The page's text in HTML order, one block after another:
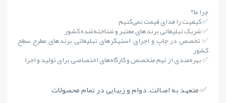
چرا ما؟
✅ کیفیت را فدای قیمت نمی‌کنیم
✅ شریک تبلیغاتی برندهای معتبر و شناخته‌شده کشور
✅ تخصص در چاپ و اجرای استیکرهای تبلیغاتی برندهای مطرح سطح
کشور
✅ بهره‌مندی از تیم متخصص و کارگاه‌های اختصاصی برای تولید و اجرا
✅ متعهد به اصالت، دوام و زیبایی در تمام محصولات